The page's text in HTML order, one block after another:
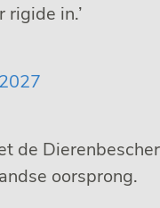
in.’
de
oorsprong.